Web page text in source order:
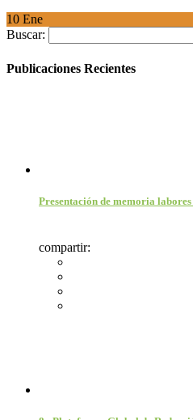
10 Ene
Buscar:
Publicaciones Recientes
Presentación de memoria
compartir: